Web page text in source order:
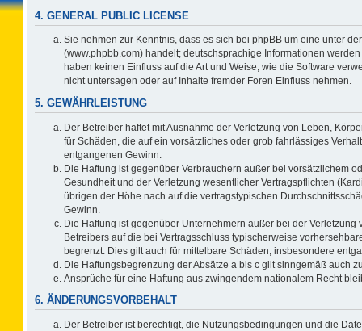
4. GENERAL PUBLIC LICENSE
Sie nehmen zur Kenntnis, dass es sich bei phpBB um eine unter der
(www.phpbb.com) handelt; deutschsprachige Informationen
haben keinen Einfluss auf die Art und Weise, wie die Software
nicht untersagen oder auf Inhalte fremder Foren Einfluss nehmen.
5. GEWÄHRLEISTUNG
Der Betreiber haftet mit Ausnahme der Verletzung von Leben,
für Schäden, die auf ein vorsätzliches oder grob fahrlässiges
entgangenen Gewinn.
Die Haftung ist gegenüber Verbrauchern außer bei vorsätzlichem
Gesundheit und der Verletzung wesentlicher Vertragspflichten
übrigen der Höhe nach auf die vertragstypischen
Gewinn.
Die Haftung ist gegenüber Unternehmern außer bei der
Betreibers auf die bei Vertragsschluss typischerweise
begrenzt. Dies gilt auch für mittelbare Schäden, insbesondere
Die Haftungsbegrenzung der Absätze a bis c gilt sinngemäß auch
Ansprüche für eine Haftung aus zwingendem nationalem Recht
6. ÄNDERUNGSVORBEHALT
Der Betreiber ist berechtigt, die Nutzungsbedingungen und die